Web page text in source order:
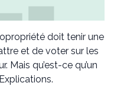
doit tenir une
et de voter sur les
Mais qu’est-ce qu’un